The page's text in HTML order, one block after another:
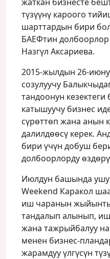
түзүүнү кароого
шарттардын бири
БАЕФтин
Назгүл Аксариева.
2015-жылдын 26-
созулуучу
тандоонун
катышуучу бизнес
сүрөттөп жана анын
далилдөөсү керек.
бири үчүн добуш
долбоорлорду
Июлдун башында
Weekend Каракол
иш чаранын
тандалып алынып,
жана тажрыйбалуу
менен бизнес-
жарамдуу үлгүсүн